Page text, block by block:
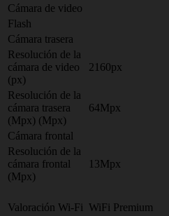
Cámara de video
Flash
Cámara trasera
Resolución de la
cámara de video
(px)
2160px
Resolución de la
cámara trasera
(Mpx) (Mpx)
64Mpx
Cámara frontal
Resolución de la
cámara frontal
(Mpx)
13Mpx
Valoración Wi-Fi WiFi Premium